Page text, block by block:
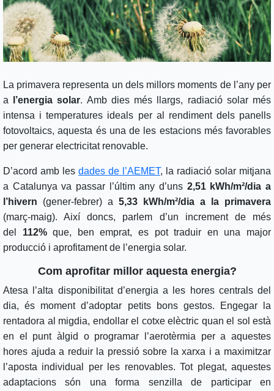
La primavera representa un dels millors moments de l’any per
a
l’energia solar. Amb dies més llargs, radiació solar més
intensa i temperatures ideals per al rendiment dels panells
fotovoltaics, aquesta és una de les estacions més favorables
per generar electricitat renovable.
D’acord amb les dades de l’AEMET, la radiació solar mitjana
a Catalunya va passar l’últim any d’uns 2,51 kWh/m²/dia a
l’hivern (gener-febrer) a 5,33 kWh/m²/dia a la primavera
(març-maig). Així doncs, parlem d’un increment de més
del 112%que, ben emprat, es pot traduir en una major
producció i aprofitament de l’energia solar.
Com aprofitar millor aquesta energia?
Atesa l’alta disponibilitat d’energia a les hores centrals del
dia, és moment d’adoptar petits bons gestos. Engegar la
rentadora al migdia, endollar el cotxe elèctric quan el sol està
en el punt àlgid o programar l’aerotèrmia per a aquestes
hores ajuda a reduir la pressió sobre la xarxa i a maximitzar
l’aposta individual per les renovables. Tot plegat, aquestes
adaptacions són una forma senzilla de participar en